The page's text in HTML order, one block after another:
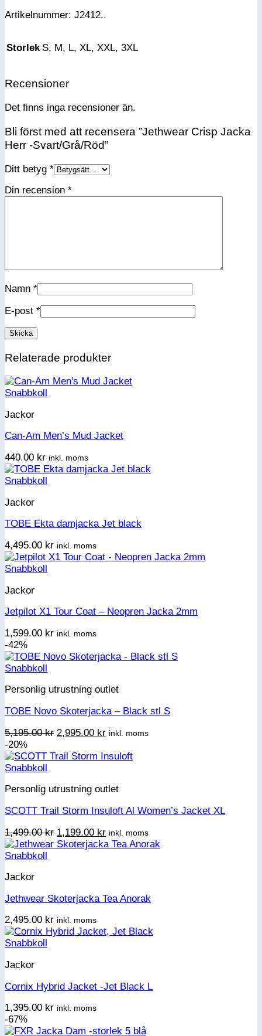
Artikelnummer: J2412..
Storlek S, M, L, XL, XXL, 3XL
Recensioner
Det finns inga recensioner än.
Bli först med att recensera ”Jethwear Crisp Jacka
Herr -Svart/Grå/Röd”
Ditt betyg *
Din recension *
Namn *
E-post *
Relaterade produkter
Snabbkoll
Jackor
Can-Am Men’s Mud Jacket
440.00 kr inkl. moms
Snabbkoll
Jackor
TOBE Ekta damjacka Jet black
4,495.00 kr inkl. moms
Snabbkoll
Jackor
Jetpilot X1 Tour Coat – Neopren Jacka 2mm
1,599.00 kr inkl. moms
-42%
Snabbkoll
Personlig utrustning outlet
TOBE Novo Skoterjacka – Black stl S
5,195.00kr Det
priset
2,995.00 krDet
priset
inkl. moms
-20%
Snabbkoll
Personlig utrustning outlet
SCOTT Trail Storm Insuloft Al Women’s Jacket XL
1,499.00kr Det
ursprungliga
1,199.00 krDet
nuvarande
inkl. moms
Snabbkoll
Jackor
Jethwear Skoterjacka Tea Anorak
2,495.00 kr inkl. moms
Snabbkoll
Jackor
Cornix Hybrid Jacket -Jet Black L
1,395.00 kr inkl. moms
-67%